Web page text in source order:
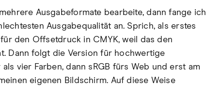
Ausgabeformate bearbeite, dann fange ich
Ausgabequalität an. Sprich, als erstes
den Offsetdruck in CMYK, weil das den
Dann folgt die Version für hochwertige
vier Farben, dann sRGB fürs Web und erst am
eigenen Bildschirm. Auf diese Weise